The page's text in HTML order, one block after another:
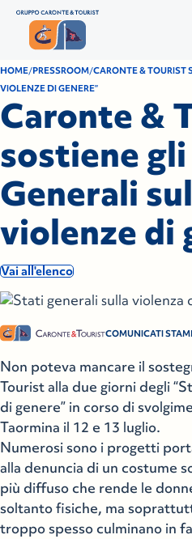
HOME PRESSROOM CARONTE & TOURIST
VIOLENZE DI GENERE”
Caronte &
sostiene
Generali
violenze di
Vai all'elenco
COMUNICATI
Non poteva mancare il
Tourist alla due giorni degli
di genere” in corso di
Taormina il 12 e 13 luglio.
Numerosi sono i progetti
alla denuncia di un costume
più diffuso che rende le
soltanto fisiche, ma
troppo spesso culminano in